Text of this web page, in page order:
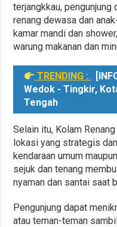
terjangkkau,
renang dewasa dan
kamar mandi dan
warung makanan dan
TRENDING :
Wedok - Tingkir,
Tengah
Selain itu, Kolam
lokasi yang strategis
kendaraan umum
sejuk dan tenang
nyaman dan santai saat
Pengunjung dapat
atau teman-teman